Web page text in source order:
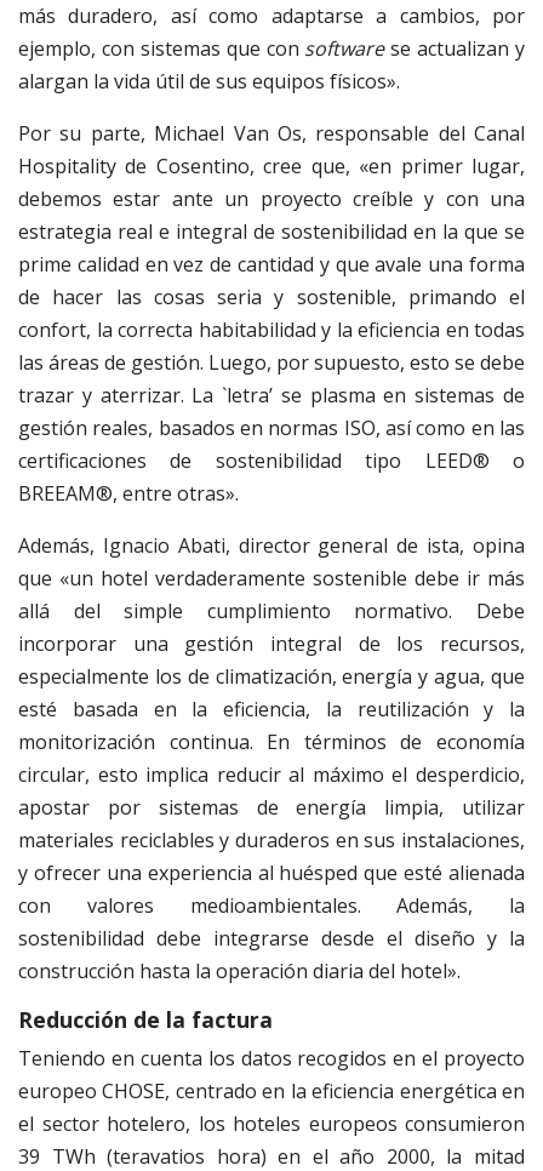
más duradero, así como adaptarse a cambios, por
ejemplo, con sistemas que con softwarese actualizan y
alargan la vida útil de sus equipos físicos».
Por su parte, Michael Van Os, responsable del Canal
Hospitality de Cosentino, cree que, «en primer lugar,
debemos estar ante un proyecto creíble y con una
estrategia real e integral de sostenibilidad en la que se
prime calidad en vez de cantidad y que avale una forma
de hacer las cosas seria y sostenible, primando el
confort, la correcta habitabilidad y la eficiencia en todas
las áreas de gestión. Luego, por supuesto, esto se debe
trazar y aterrizar. La `letra’ se plasma en sistemas de
gestión reales, basados en normas ISO, así como en las
certificaciones de sostenibilidad tipo LEED® o
BREEAM®, entre otras».
Además, Ignacio Abati, director general de ista, opina
que «un hotel verdaderamente sostenible debe ir más
allá del simple cumplimiento normativo. Debe
incorporar una gestión integral de los recursos,
especialmente los de climatización, energía y agua, que
esté basada en la eficiencia, la reutilización y la
monitorización continua. En términos de economía
circular, esto implica reducir al máximo el desperdicio,
apostar por sistemas de energía limpia, utilizar
materiales reciclables y duraderos en sus instalaciones,
y ofrecer una experiencia al huésped que esté alienada
con valores medioambientales. Además, la
sostenibilidad debe integrarse desde el diseño y la
construcción hasta la operación diaria del hotel».
Reducción de la factura
Teniendo en cuenta los datos recogidos en el proyecto
europeo CHOSE, centrado en la eficiencia energética en
el sector hotelero, los hoteles europeos consumieron
39 TWh (teravatios hora) en el año 2000, la mitad